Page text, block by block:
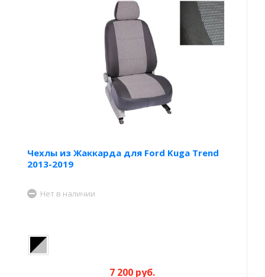
Чехлы из Жаккарда для Ford Kuga Trend
2013-2019
Нет в наличии
7 200 руб.